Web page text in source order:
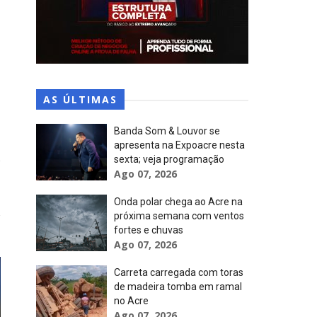
AS ÚLTIMAS
Banda Som & Louvor se
apresenta na Expoacre nesta
sexta; veja programação
Ago 07, 2026
Onda polar chega ao Acre na
próxima semana com ventos
fortes e chuvas
Ago 07, 2026
Carreta carregada com toras
de madeira tomba em ramal
no Acre